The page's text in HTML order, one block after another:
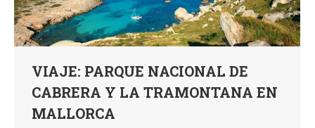
VIAJE: PARQUE NACIONAL DE
CABRERA Y LA TRAMONTANA EN
MALLORCA